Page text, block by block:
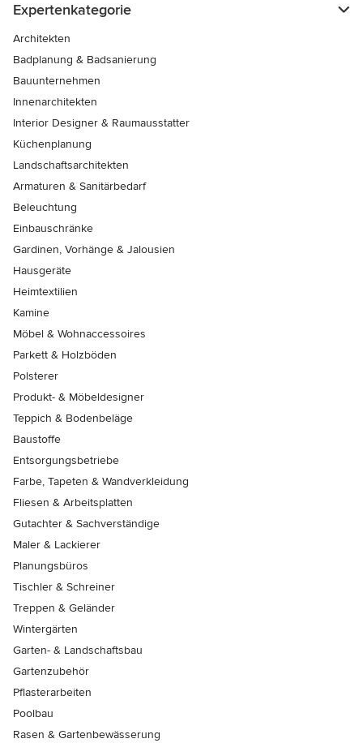
Expertenkategorie
Architekten
Badplanung & Badsanierung
Bauunternehmen
Innenarchitekten
Interior Designer & Raumausstatter
Küchenplanung
Landschaftsarchitekten
Armaturen & Sanitärbedarf
Beleuchtung
Einbauschränke
Gardinen, Vorhänge & Jalousien
Hausgeräte
Heimtextilien
Kamine
Möbel & Wohnaccessoires
Parkett & Holzböden
Polsterer
Produkt- & Möbeldesigner
Teppich & Bodenbeläge
Baustoffe
Entsorgungsbetriebe
Farbe, Tapeten & Wandverkleidung
Fliesen & Arbeitsplatten
Gutachter & Sachverständige
Maler & Lackierer
Planungsbüros
Tischler & Schreiner
Treppen & Geländer
Wintergärten
Garten- & Landschaftsbau
Gartenzubehör
Pflasterarbeiten
Poolbau
Rasen & Gartenbewässerung